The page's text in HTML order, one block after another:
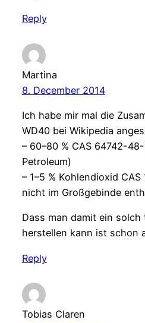
Reply
Martina
8. December 2014
Ich habe mir mal die
WD40 bei Wikipedia
– 60–80 % CAS 64742-
Petroleum)
– 1–5 % Kohlendioxid
nicht im Großgebinde
Dass man damit ein solch
herstellen kann ist schon
Reply
Tobias Claren